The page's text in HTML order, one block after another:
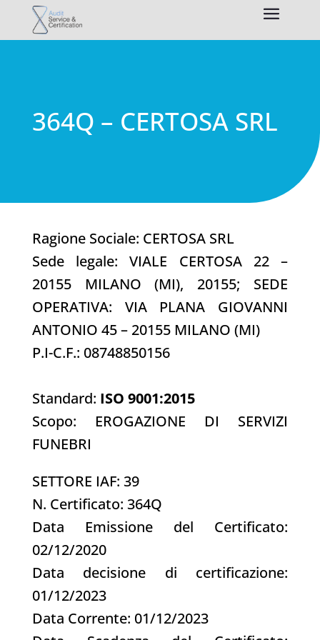
364Q – CERTOSA SRL
Ragione Sociale: CERTOSA SRL
Sede legale: VIALE CERTOSA 22 –
20155 MILANO (MI), 20155; SEDE
OPERATIVA: VIA PLANA GIOVANNI
ANTONIO 45 – 20155 MILANO (MI)
P.I-C.F.: 08748850156
Standard: ISO 9001:2015
Scopo: EROGAZIONE DI SERVIZI
FUNEBRI
SETTORE IAF: 39
N. Certificato: 364Q
Data Emissione del Certificato:
02/12/2020
Data decisione di certificazione:
01/12/2023
Data Corrente: 01/12/2023